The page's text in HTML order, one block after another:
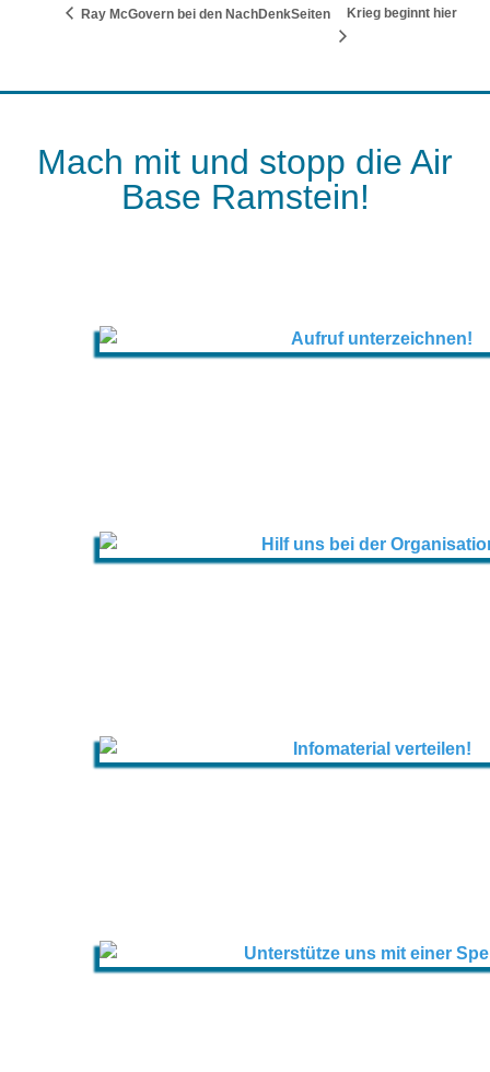
Ray McGovern bei den NachDenkSeiten Krieg beginnt hier
Mach mit und stopp die Air
Base Ramstein!